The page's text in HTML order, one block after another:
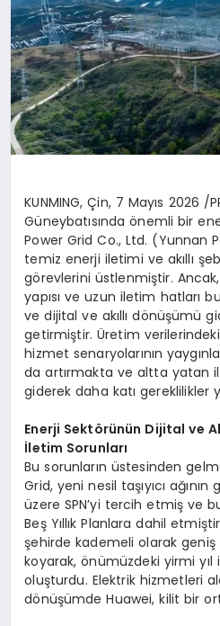
KUNMING, Çin, 7 Mayıs 2026 /
Güneybatısında önemli bir
Power Grid Co., Ltd. (Yunnan
temiz enerji iletimi ve akıllı
görevlerini üstlenmiştir.
yapısı ve uzun iletim hatları
ve dijital ve akıllı dönüşümü
getirmiştir. Üretim
hizmet senaryolarının
da artırmakta ve altta yatan
giderek daha katı gereklilikler
Enerji Sektörünün Dijital ve
İletim Sorunları
Bu sorunların üstesinden
Grid, yeni nesil taşıyıcı
üzere SPN’yi tercih etmiş ve
Beş Yıllık Planlara dahil
şehirde kademeli olarak
koyarak, önümüzdeki yirmi yıl
oluşturdu. Elektrik hizmetleri
dönüşümde Huawei, kilit bir